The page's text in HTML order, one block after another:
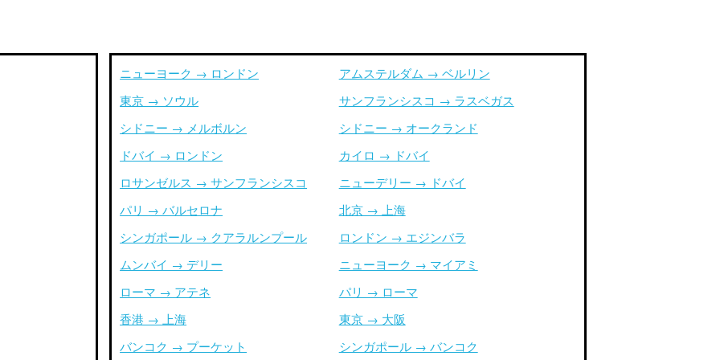
ニューヨーク → ロンドン
東京 → ソウル
シドニー → メルボルン
ドバイ → ロンドン
ロサンゼルス → サンフランシスコ
パリ → バルセロナ
シンガポール → クアラルンプール
ムンバイ → デリー
ローマ → アテネ
香港 → 上海
バンコク → プーケット
アムステルダム → ベルリン
サンフランシスコ → ラスベガス
シドニー → オークランド
カイロ → ドバイ
ニューデリー → ドバイ
北京 → 上海
ロンドン → エジンバラ
ニューヨーク → マイアミ
パリ → ローマ
東京 → 大阪
シンガポール → バンコク